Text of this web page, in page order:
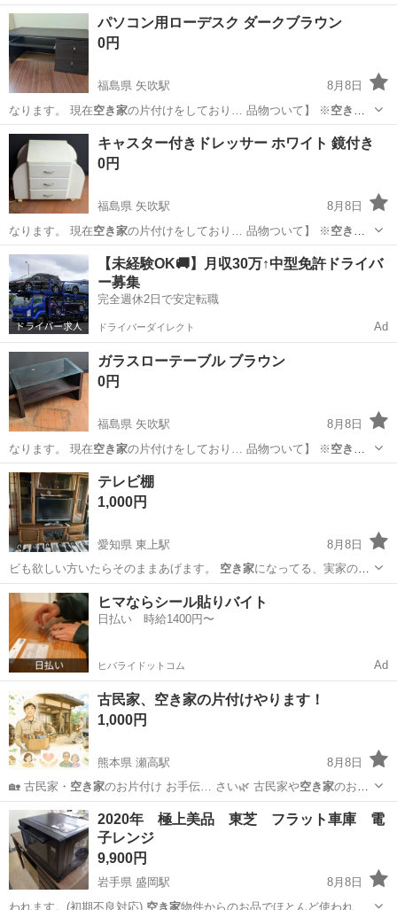
日128日★クリーンルーム内作業★マイカー通勤OK＆無料駐車場あり
★就業先食堂利用可！日払い制度あり！《茨城県常陸大宮市》 人気の
工場のお仕事 ◇コネクタ製造工...
茨城 常陸大宮市 静駅 その他
パソコン用ローデスク ダークブラウン
0円
福島県 矢吹駅
8月8日
なります。 現在空き家 の片付けをしており… 品物ついて】 ※ 空き家
に放置されていた品…
福島 西白河郡 矢吹駅 オフィス用家具
キャスター付きドレッサー ホワイト 鏡付き
0円
福島県 矢吹駅
8月8日
なります。 現在空き家 の片付けをしており… 品物ついて】 ※ 空き家
に放置されていた品…
福島 西白河郡 矢吹駅 ドレッサー 空き家
【未経験OK🚚】月収30万↑中型免許ドライバ
ー募集
完全週休2日で安定転職
ドライバーダイレクト Ad
ガラスローテーブル ブラウン
0円
福島県 矢吹駅
8月8日
なります。 現在空き家 の片付けをしており… 品物ついて】 ※ 空き家
に放置されていた品…
福島 西白河郡 矢吹駅
テレビ棚
1,000円
愛知県 東上駅
8月8日
ビも欲しい方いたらそのままあげます。 空き家になってる、実家の片
付け中です。
愛知 新城市 東上駅 収納家具 空き家
ヒマならシール貼りバイト
日払い 時給1400円〜
ヒバライドットコム Ad
古民家、空き家の片付けやります！
1,000円
熊本県 瀬高駅
8月8日
🏡 古民家・ 空き家 のお片付け お手伝… さい🌿 古民家や空き家のお片
付けを、ひと…
熊本 山鹿市 瀬高駅 その他 空き家
2020年 極上美品 東芝 フラット車庫 電
子レンジ
9,900円
岩手県 盛岡駅
8月8日
われます。(初期不良対応) 空き家物件からのお品でほとんど使われて